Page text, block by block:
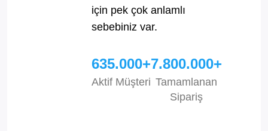
için pek çok anlamlı
sebebiniz var.
635.000+
Aktif Müşteri
7.800.000+
Tamamlanan
Sipariş